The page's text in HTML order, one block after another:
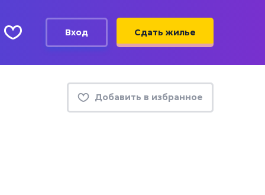
Вход Сдать жилье
Добавить в избранное